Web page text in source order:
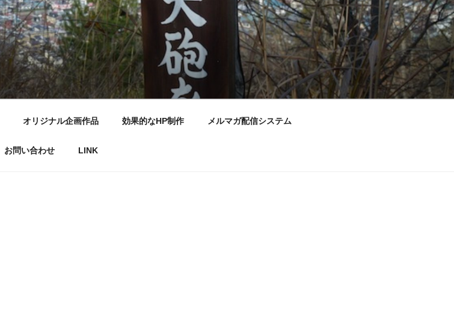
オリジナル企画作品 効果的なHP制作 メルマガ配信システム
お問い合わせ LINK